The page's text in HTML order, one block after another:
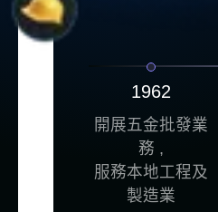
1962
開展五金批發業
務 ,
服務本地工程及
製造業